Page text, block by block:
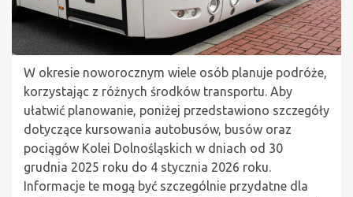
W okresie noworocznym wiele osób planuje podróże,
korzystając z różnych środków transportu. Aby
ułatwić planowanie, poniżej przedstawiono szczegóły
dotyczące kursowania autobusów, busów oraz
pociągów Kolei Dolnośląskich w dniach od 30
grudnia 2025 roku do 4 stycznia 2026 roku.
Informacje te mogą być szczególnie przydatne dla